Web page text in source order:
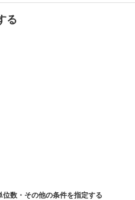
る
位数・その他の条件を指定する